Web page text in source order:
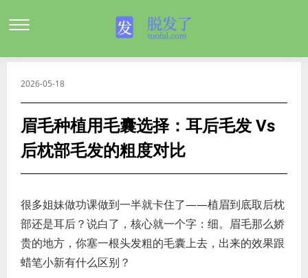
2026-05-18
眉毛种植用毛囊选择：耳后毛发 Vs
后枕部毛发的粗度对比
很多姐妹做功课做到一半就卡住了——植眉到底取后枕
部还是耳后？说白了，核心就一个字：细。眉毛那么娇
贵的地方，你塞一根头发粗的毛囊上去，出来的效果跟
蜡笔小新有什么区别？